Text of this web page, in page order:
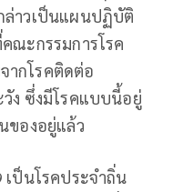
ล่าวเป็นแผนปฏิบัติ
ณะกรรมการโรค
ากโรคติดต่อ
วัง ซึ่งมีโรคแบบนี้อยู่
ของอยู่แล้ว
ป็นโรคประจำถิ่น